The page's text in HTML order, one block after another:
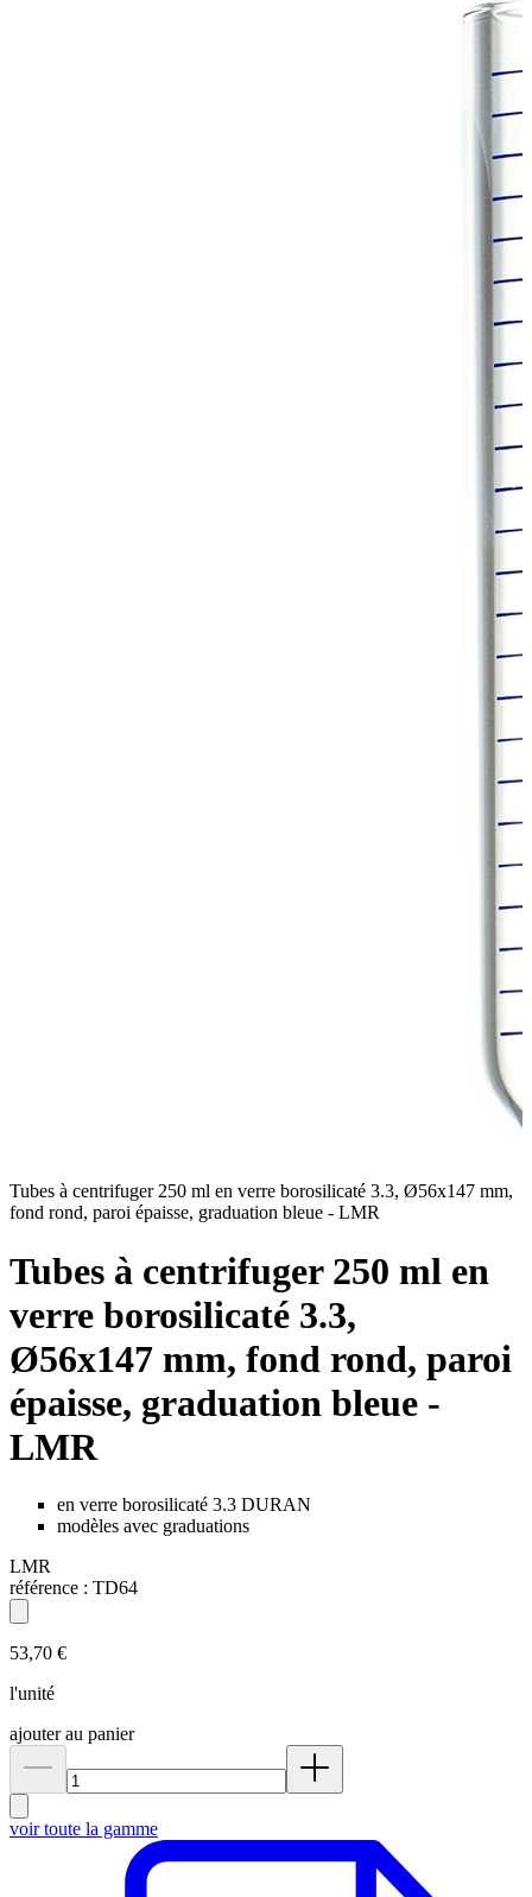
Tubes à centrifuger 250 ml en verre borosilicaté 3.3, Ø56x147 mm,
fond rond, paroi épaisse, graduation bleue - LMR
Tubes à centrifuger 250 ml en
verre borosilicaté 3.3,
Ø56x147 mm, fond rond, paroi
épaisse, graduation bleue -
LMR
en verre borosilicaté 3.3 DURAN
modèles avec graduations
LMR
référence : TD64
53,70 €
l'unité
ajouter au panier
voir toute la gamme